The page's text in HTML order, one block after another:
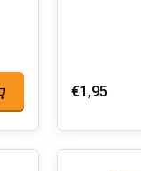
€1,95